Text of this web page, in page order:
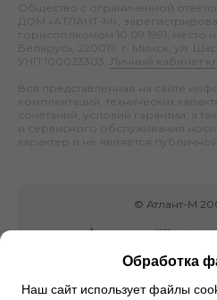
Общество с ограниченной
ДОМ «АТЛАНТ-М»,
горисполкомом 10.09.1991; место
Беларусь, 220019, г. Минск, ул.
УНП 100023303.
Личный кабинет
Вся представленная на сайте
комплектаций, технических
сочетаний, условий гарантии, а
и сервисного обслуживания
характер и не является
© Атлант-М
Обработка
Наш сайт использует файлы